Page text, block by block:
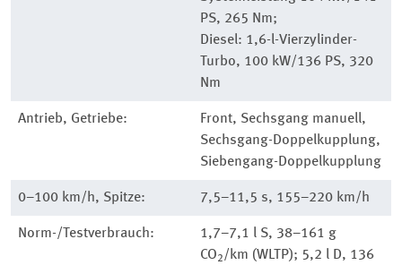
PS, 265 Nm;
Diesel: 1,6-l-Vierzylinder-
Turbo, 100 kW/136 PS, 320
Nm
Antrieb, Getriebe:
Front, Sechsgang manuell,
Sechsgang-Doppelkupplung,
Siebengang-Doppelkupplung
0–100 km/h, Spitze: 7,5–11,5 s, 155–220 km/h
Norm-/Testverbrauch:
1,7–7,1 l S, 38–161 g
CO2/km (WLTP); 5,2 l D, 136